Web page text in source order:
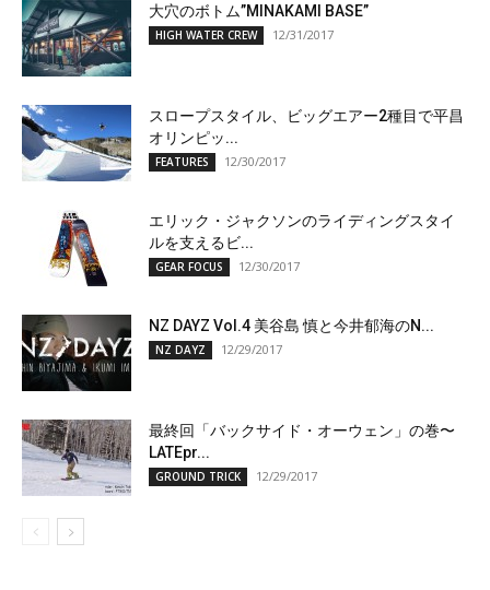
大穴のボトム”MINAKAMI BASE”
HIGH WATER CREW 12/31/2017
スロープスタイル、ビッグエアー2種目で平昌
オリンピッ...
FEATURES 12/30/2017
エリック・ジャクソンのライディングスタイ
ルを支えるビ...
GEAR FOCUS 12/30/2017
NZ DAYZ Vol.4 美谷島 慎と今井郁海のN...
NZ DAYZ 12/29/2017
最終回「バックサイド・オーウェン」の巻〜
LATEpr...
GROUND TRICK 12/29/2017